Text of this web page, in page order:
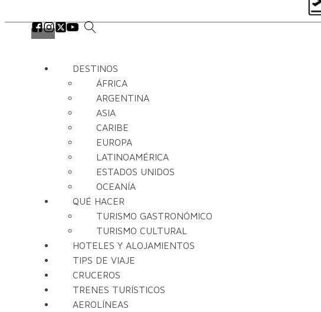
DESTINOS
ÁFRICA
ARGENTINA
ASIA
CARIBE
EUROPA
LATINOAMÉRICA
ESTADOS UNIDOS
OCEANÍA
QUÉ HACER
TURISMO GASTRONÓMICO
TURISMO CULTURAL
HOTELES Y ALOJAMIENTOS
TIPS DE VIAJE
CRUCEROS
TRENES TURÍSTICOS
AEROLÍNEAS